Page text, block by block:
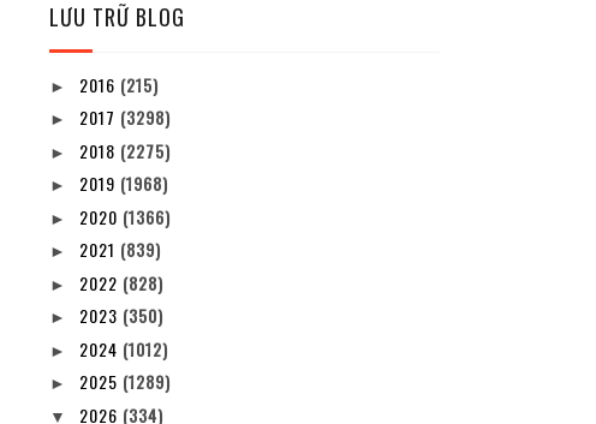
LƯU TRỮ BLOG
► 2016 (215)
► 2017 (3298)
► 2018 (2275)
► 2019 (1968)
► 2020 (1366)
► 2021 (839)
► 2022 (828)
► 2023 (350)
► 2024 (1012)
► 2025 (1289)
▼ 2026 (334)